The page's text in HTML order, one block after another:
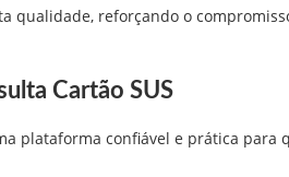
qualidade, reforçando o
Cartão SUS
plataforma confiável e prática para